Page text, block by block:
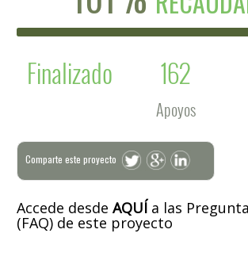
Finalizado
162
Apoyos
Comparte este proyecto
Accede desde AQUÍ a las
(FAQ) de este proyecto